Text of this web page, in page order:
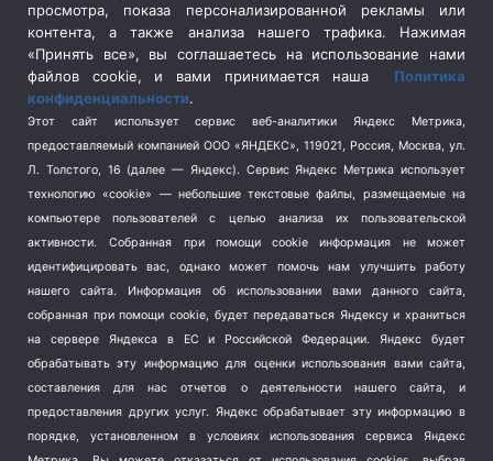
Социальная политика
(3)
Спецоперация в Украине
Спецоперация на Украине
(404)
Спорт (740)
Терроризм (1)
Транспорт (262)
Туризм (178)
Флот (76)
Школа и спорт (2)
Экология (8)
Экономика (1172)
просмотра, показа персонализированной рекламы или
контента, а также анализа нашего трафика. Нажимая
«Принять все», вы соглашаетесь на использование нами
файлов cookie, и вами принимается наша Политика
конфиденциальности.
Этот сайт использует сервис веб-аналитики Яндекс Метрика,
предоставляемый компанией ООО «ЯНДЕКС», 119021, Россия, Москва, ул.
Л. Толстого, 16 (далее — Яндекс). Сервис Яндекс Метрика использует
технологию «cookie» — небольшие текстовые файлы, размещаемые на
компьютере пользователей с целью анализа их пользовательской
активности.
Собранная при помощи cookie информация не может
идентифицировать вас, однако может помочь нам улучшить работу
нашего сайта. Информация об использовании вами данного сайта,
собранная при помощи cookie, будет передаваться Яндексу и храниться
на сервере Яндекса в ЕС и Российской Федерации. Яндекс будет
обрабатывать эту информацию для оценки использования вами сайта,
составления для нас отчетов о деятельности нашего сайта, и
предоставления других услуг. Яндекс обрабатывает эту информацию в
порядке, установленном в условиях использования сервиса Яндекс